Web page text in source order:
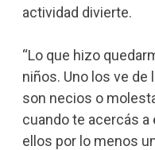
actividad divierte.
“Lo que hizo
niños. Uno los ve de
son necios o
cuando te acercás
ellos por lo menos